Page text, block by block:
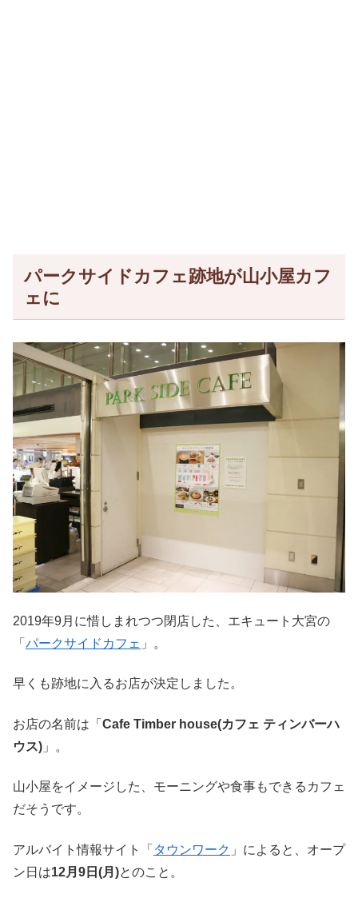
パークサイドカフェ跡地が山小屋カフ
ェに
2019年9月に惜しまれつつ閉店した、エキュート大宮の
「 パークサイドカフェ 」。
早くも跡地に入るお店が決定しました。
お店の名前は「 Cafe Timber house(カフェ ティンバーハ
ウス) 」。
山小屋をイメージした、モーニングや食事もできるカフェ
だそうです。
アルバイト情報サイト「 タウンワーク 」によると、オープ
ン日は12月9日(月)とのこと。